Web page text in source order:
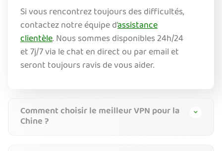
Si vous rencontrez toujours des difficultés,
contactez notre équipe d’assistance
clientèle. Nous sommes disponibles 24h/24
et 7j/7 via le chat en direct ou par email et
seront toujours ravis de vous aider.
Comment choisir le meilleur VPN pour la
Chine ?